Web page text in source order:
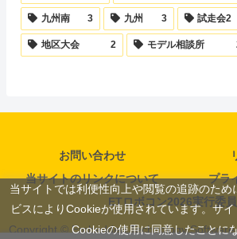
九州南 3 九州 3 試走会2
地区大会 2 モデル相談所
お問い合わせ
当サイトのリンクについて
プラ
ETロボコン2026実行委
Copyright © Embedded Technology
当サイトでは利便性向上や閲覧の追跡のた
ビスによりCookieが使用されています。サ
Cookieの使用に同意したことに